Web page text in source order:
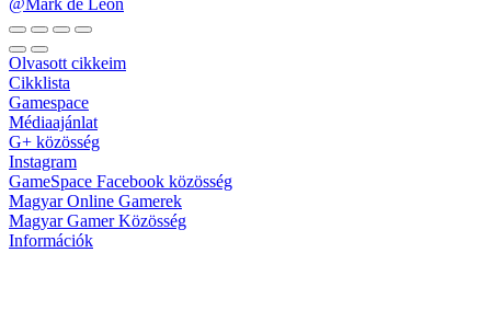
@Mark de Leon
Olvasott cikkeim
Cikklista
Gamespace
Médiaajánlat
G+ közösség
Instagram
GameSpace Facebook közösség
Magyar Online Gamerek
Magyar Gamer Közösség
Információk